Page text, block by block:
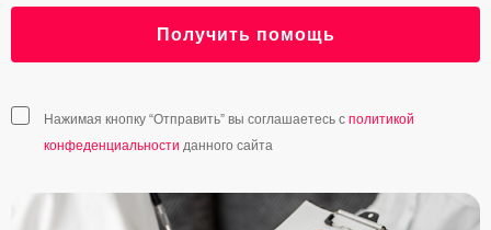
Получить помощь
Нажимая кнопку “Отправить” вы соглашаетесь с политикой
конфеденциальности данного сайта